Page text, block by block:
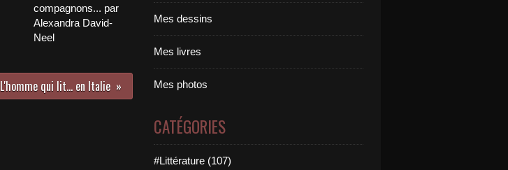
compagnons... par
Alexandra David-
Neel
L'homme qui lit... en Italie
Mes dessins
Mes livres
Mes photos
CATÉGORIES
#Littérature (107)